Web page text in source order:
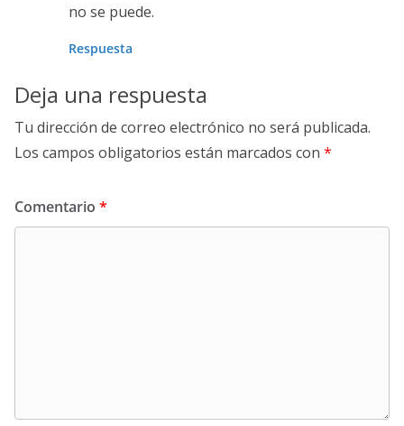
no se puede.
Respuesta
Deja una respuesta
Tu dirección de correo electrónico no será publicada.
Los campos obligatorios están marcados con *
Comentario *